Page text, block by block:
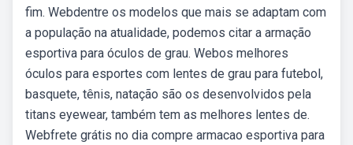
fim. Webdentre os modelos que mais se adaptam com
a população na atualidade, podemos citar a armação
esportiva para óculos de grau. Webos melhores
óculos para esportes com lentes de grau para futebol,
basquete, tênis, natação são os desenvolvidos pela
titans eyewear, também tem as melhores lentes de.
Webfrete grátis no dia compre armacao esportiva para